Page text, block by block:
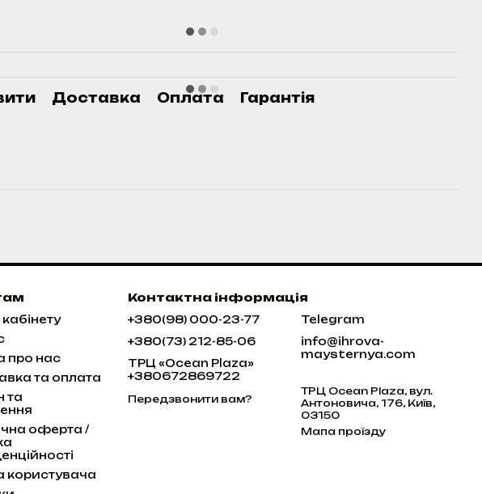
Доставка Оплата Гарантія
про нас
та оплата
та
оферта /
користувача
Контактна інформація
+380(98) 000-23-77
+380(73) 212-85-06
ТРЦ «Ocean Plaza»
+380672869722
Передзвонити вам?
Telegram
info@ihrova-
maysternya.com
ТРЦ Ocean Plaza, вул.
Антоновича, 176, Київ,
03150
Мапа проїзду